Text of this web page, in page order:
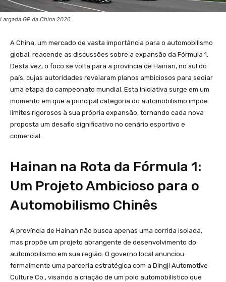
Largada GP da China 2026
A China, um mercado de vasta importância para o automobilismo
global, reacende as discussões sobre a expansão da Fórmula 1.
Desta vez, o foco se volta para a província de Hainan, no sul do
país, cujas autoridades revelaram planos ambiciosos para sediar
uma etapa do campeonato mundial. Esta iniciativa surge em um
momento em que a principal categoria do automobilismo impõe
limites rigorosos à sua própria expansão, tornando cada nova
proposta um desafio significativo no cenário esportivo e
comercial.
Hainan na Rota da Fórmula 1:
Um Projeto Ambicioso para o
Automobilismo Chinês
A província de Hainan não busca apenas uma corrida isolada,
mas propõe um projeto abrangente de desenvolvimento do
automobilismo em sua região. O governo local anunciou
formalmente uma parceria estratégica com a Dingji Automotive
Culture Co., visando a criação de um polo automobilístico que